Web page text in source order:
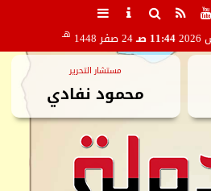
11:44 صـ 24 صفر 1448 هـ
مستشار التحرير
محمود نفادي